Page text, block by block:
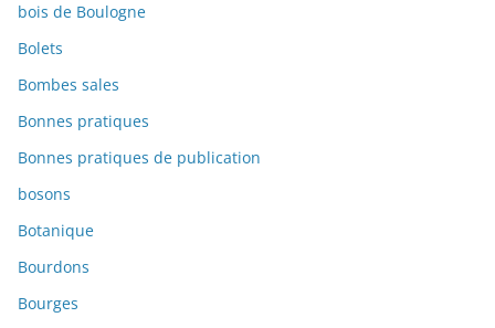
bois de Boulogne
Bolets
Bombes sales
Bonnes pratiques
Bonnes pratiques de publication
bosons
Botanique
Bourdons
Bourges